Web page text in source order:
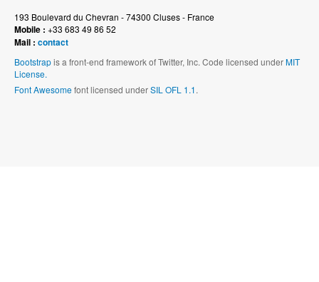
193 Boulevard du Chevran - 74300 Cluses - France
Mobile : +33 683 49 86 52
Mail : contact
Bootstrapis a front-end framework of Twitter, Inc. Code licensed underMIT
License.
Font Awesomefont licensed underSIL OFL 1.1.